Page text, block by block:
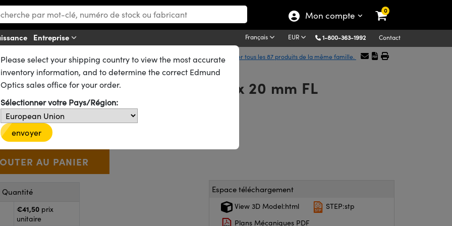
Mon compte 0
Entreprise Français EUR 1-800-363-1992 Contact
Lentilles Biconvexes (DCX)
Afficher tous les 87 produits de la même famille.
Traitée MgF2 , 15 mm de dia. x 20 mm FL
575 20+ In Stock D’autres traitements
Use the plus and minus buttons to adjust the quantity.
+ €41,50
Quantité
€41,50 prix
unitaire
Espace téléchargement
View 3D Model:html
STEP:stp
Plans Mécaniques PDF
Please select your shipping country to view the most accurate
inventory information, and to determine the correct Edmund
Optics sales office for your order.
Sélectionner votre Pays/Région:
envoyer